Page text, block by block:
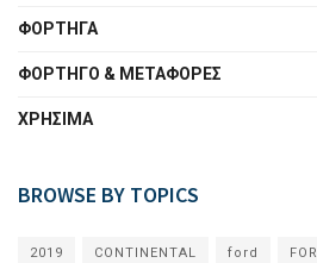
ΦΟΡΤΗΓΑ
ΦΟΡΤΗΓΟ & ΜΕΤΑΦΟΡΕΣ
ΧΡΗΣΙΜΑ
BROWSE BY TOPICS
2019 CONTINENTAL ford